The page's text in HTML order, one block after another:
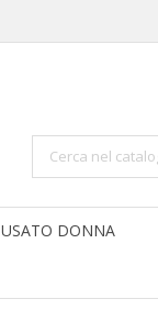
USATO DONNA